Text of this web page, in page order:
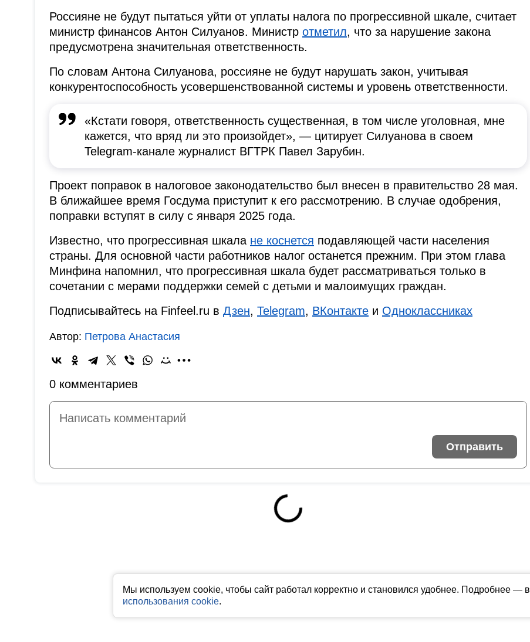
Мы используем cookie, чтобы сайт работал корректно и становился удобнее. Подробнее — в
использования cookie.
Россияне не будут пытаться уйти от уплаты налога по прогрессивной шкале, считает
министр финансов Антон Силуанов. Министр отметил, что за нарушение закона
предусмотрена значительная ответственность.
По словам Антона Силуанова, россияне не будут нарушать закон, учитывая
конкурентоспособность усовершенствованной системы и уровень ответственности.
«Кстати говоря, ответственность существенная, в том числе уголовная, мне
кажется, что вряд ли это произойдет», — цитирует Силуанова в своем
Telegram-канале журналист ВГТРК Павел Зарубин.
Проект поправок в налоговое законодательство был внесен в правительство 28 мая.
В ближайшее время Госдума приступит к его рассмотрению. В случае одобрения,
поправки вступят в силу с января 2025 года.
Известно, что прогрессивная шкала не коснется подавляющей части населения
страны. Для основной части работников налог останется прежним. При этом глава
Минфина напомнил, что прогрессивная шкала будет рассматриваться только в
сочетании с мерами поддержки семей с детьми и малоимущих граждан.
Подписывайтесь на Finfeel.ru в Дзен, Telegram, ВКонтакте и Одноклассниках
Автор: Петрова Анастасия
0 комментариев
Отправить